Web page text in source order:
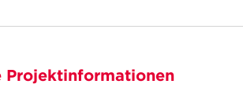
Projektinformationen